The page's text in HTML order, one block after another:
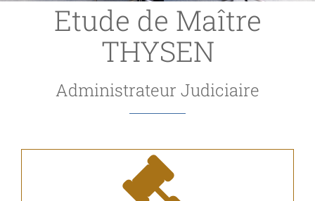
Etude de Maître
THYSEN
Administrateur Judiciaire